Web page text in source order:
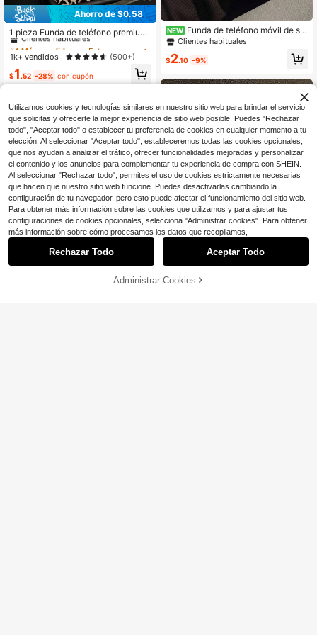
Ahorro de $0.58
1 pieza Funda de teléfono premium
con diseño de estampado de leopar
do y lazo, compatible con Apple 16,
15, 14, 13, 12, 11 Pro Max, también a
pta para la versión internacional, no
para la versión nacional
#4 Más vendidos
en Estampado animal Fundas para teléfonos
Clientes habituales
¡Casi agotado!
#4 Más vendidos
Clientes habituales
#4 Más vendidos
Clientes habituales
#4 Más vendidos
en Estampado animal Fundas para teléfonos
Clientes habituales
1k+ vendidos (500+)
$1 .52 -28% con cupón
8
Ahorro de $1.00
Funda de teléfono con lazo brillante
y lindo, cubierta protectora a prueb
a de golpes para teléfono móvil, dis
eño de lujo con purpurina brillante,
Clientes habituales
NEW Funda de teléfono móvil de sili
cona líquida con patrón de pegatina
tección de Body completo, a prueb
da TPU, compatible con iPhone 17/
omax/16/16pro/16plus/16promax/17
Air/12pro/13pro/14pro/17Promax/12
promax/13promax/14promax/14plus
&Compatible con Samsung Galaxy
A54 A14 A15 S23 S24 S24ultra S25
A07 A17 S26 A57
Clientes habituales
$2.10 -9%
#3 Más vendidos
en Eslogan Fundas para teléfonos
Clientes habituales
¡10% DE DESCUENTO! AÑADIR A LA BOLSA
Utilizamos cookies y tecnologías similares en nuestro sitio web para brindar el servicio
que solicitas y ofrecerte la mejor experiencia de sitio web posible. Puedes "Rechazar
todo", "Aceptar todo" o establecer tu preferencia de cookies en cualquier momento a tu
elección. Al seleccionar "Aceptar todo", estableceremos todas las cookies opcionales,
que nos ayudan a analizar el tráfico, ofrecer funcionalidades mejoradas y personalizar
el contenido y los anuncios para complementar tu experiencia de compra con SHEIN.
Al seleccionar "Rechazar todo", permites el uso de cookies estrictamente necesarias
que hacen que nuestro sitio web funcione. Puedes desactivarlas cambiando la
configuración de tu navegador, pero esto puede afectar el funcionamiento del sitio web.
Para obtener más información sobre las cookies que utilizamos y para ajustar tus
configuraciones de cookies opcionales, selecciona "Administrar cookies". Para obtener
más información sobre cómo procesamos los datos que recopilamos,
Rechazar Todo Aceptar Todo
Administrar Cookies